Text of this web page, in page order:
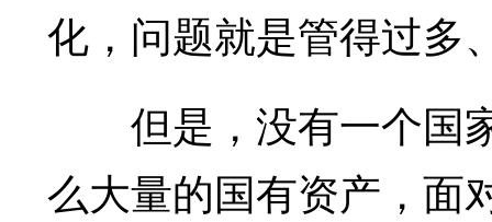
化，问题就是管得过多
但是，没有一个国
么大量的国有资产，面